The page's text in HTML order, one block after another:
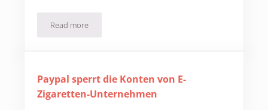
Read moreE-Zigarette Erfahrungen
Paypal sperrt die Konten von E-
Zigaretten-Unternehmen